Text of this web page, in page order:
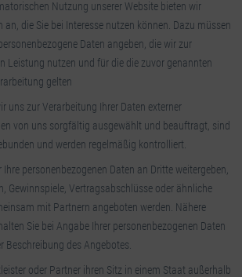
Nutzung unserer Website bieten wir
an, die Sie bei Interesse nutzen können. Dazu müssen
Daten angeben, die wir zur
Leistung nutzen und für die die zuvor genannten
gelten
uns zur Verarbeitung Ihrer Daten externer
von uns sorgfältig ausgewählt und beauftragt, sind
und werden regelmäßig kontrolliert.
personenbezogenen Daten an Dritte weitergeben,
Gewinnspiele, Vertragsabschlüsse oder ähnliche
mit Partnern angeboten werden. Nähere
Sie bei Angabe Ihrer personenbezogenen Daten
Beschreibung des Angebotes.
oder Partner ihren Sitz in einem Staat außerhalb